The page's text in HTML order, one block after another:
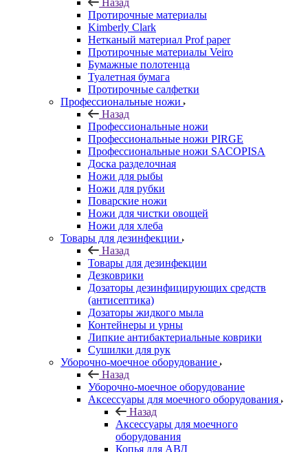
Назад
Протирочные материалы
Kimberly Clark
Нетканый материал Prof paper
Протирочные материалы Veiro
Бумажные полотенца
Туалетная бумага
Протирочные салфетки
Профессиональные ножи
Назад
Профессиональные ножи
Профессиональные ножи PIRGE
Профессиональные ножи SACOPISA
Доска разделочная
Ножи для рыбы
Ножи для рубки
Поварские ножи
Ножи для чистки овощей
Ножи для хлеба
Товары для дезинфекции
Назад
Товары для дезинфекции
Дезковрики
Дозаторы дезинфицирующих средств
(антисептика)
Дозаторы жидкого мыла
Контейнеры и урны
Липкие антибактериальные коврики
Сушилки для рук
Уборочно-моечное оборудование
Назад
Уборочно-моечное оборудование
Аксессуары для моечного оборудования
Назад
Аксессуары для моечного
оборудования
Копья для АВД